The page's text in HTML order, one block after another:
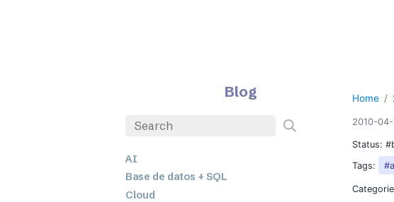
Blog
AI
Base de datos + SQL
Cloud
Home
2010-04-
Status:
Tags: